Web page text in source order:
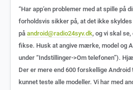
“Har app’en problemer med at spille på
forholdsvis sikker på, at det ikke
påandroid@radio24syv.dk, og vi skal
fikse. Husk at angive mærke, model og
under “Indstillinger->Om telefonen”).
Der er mere end 600 forskellige Android
kunnet teste alle modeller. Vi har med